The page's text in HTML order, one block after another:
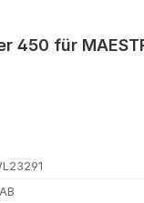
450 für